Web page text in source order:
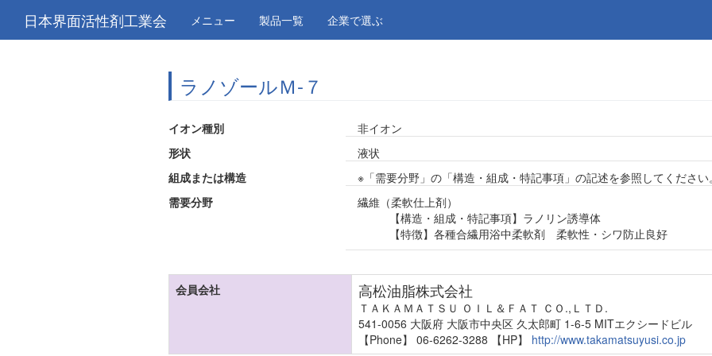
日本界面活性剤工業会 メニュー 製品一覧 企業で選ぶ
ラノゾールＭ-７
イオン種別
非イオン
形状
液状
組成または構造
※「需要分野」の「構造・組成・特記事項」の記述を参照してください
需要分野
繊維（柔軟仕上剤）
【構造・組成・特記事項】ラノリン誘導体
【特徴】各種合繊用浴中柔軟剤 柔軟性・シワ防止良好
会員会社 高松油脂株式会社
ＴＡＫＡＭＡＴＳＵ ＯＩＬ＆ＦＡＴ ＣＯ.,ＬＴＤ.
541-0056 大阪府 大阪市中央区 久太郎町 1-6-5 MITエクシードビル
【Phone】 06-6262-3288
【HP】 http://www.takamatsuyusi.co.jp